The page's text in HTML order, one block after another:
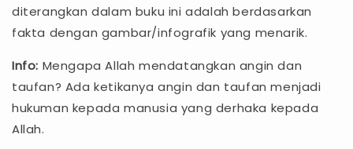
diterangkan dalam buku ini adalah berdasarkan
fakta dengan gambar/infografik yang menarik.
Info: Mengapa Allah mendatangkan angin dan
taufan? Ada ketikanya angin dan taufan menjadi
hukuman kepada manusia yang derhaka kepada
Allah.